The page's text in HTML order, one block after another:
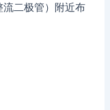
流二极管）附近布